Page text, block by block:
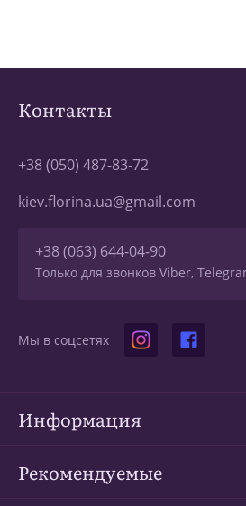
Контакты
+38 (050) 487-83-72
kiev.florina.ua@gmail.com
+38 (063) 644-04-90
Только для звонков Viber,
Мы в соцсетях
Информация
Рекомендуемые